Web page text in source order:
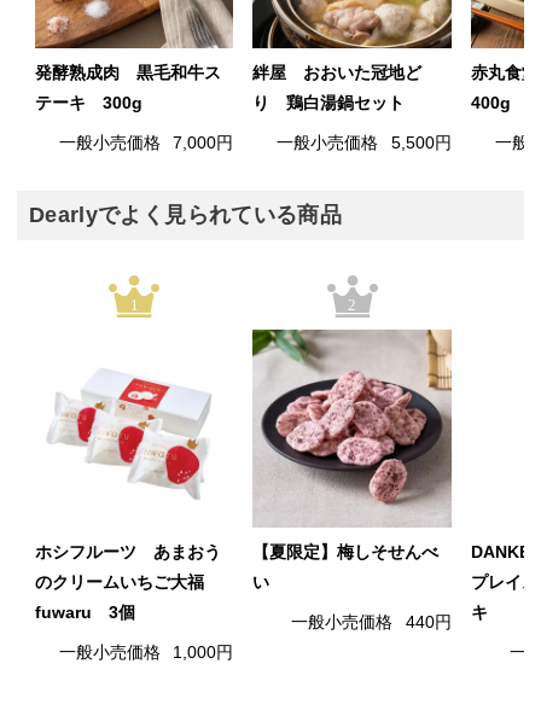
発酵熟成肉 黒毛和牛ス
テーキ 300g
一般小売価格 7,000円
絆屋 おおいた冠地ど
り 鶏白湯鍋セット
一般小売価格 5,500円
赤丸食
400g
一般
Dearlyでよく見られている商品
1
ホシフルーツ あまおう
のクリームいちご大福
fuwaru 3個
一般小売価格 1,000円
2
【夏限定】梅しそせんべ
い
一般小売価格 440円
DANKE
プレイ
キ
一